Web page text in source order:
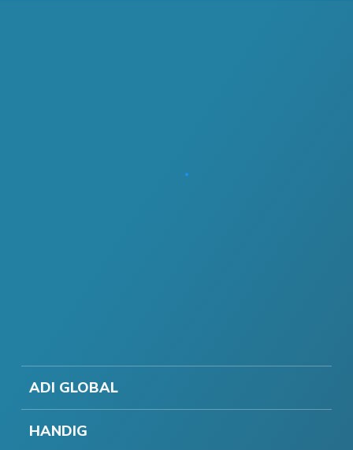
ADI GLOBAL
HANDIG